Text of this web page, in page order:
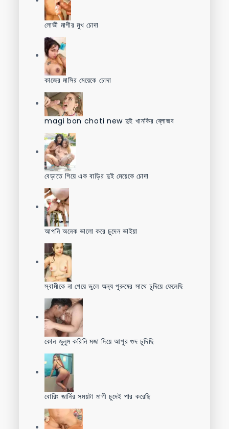
লোভী মাগীর মুখ চোদা
কাজের মাসির মেয়েকে চোদা
magi bon choti new দুই খানকির ব্লোজব
বেড়াতে গিয়ে এক বাড়ির দুই মেয়েকে চোদা
আপনি অনেক ভালো করে চুদেন ভাইয়া
স্বামীকে না পেয়ে ভুলে অন্য পুরুষের সাথে চুদিয়ে ফেলেছি
কোন জুলুম করিনি মজা দিয়ে আপুর গুদ চুদিছি
বোরিং জার্নির সময়টা মাগী চুদেই পার করেছি